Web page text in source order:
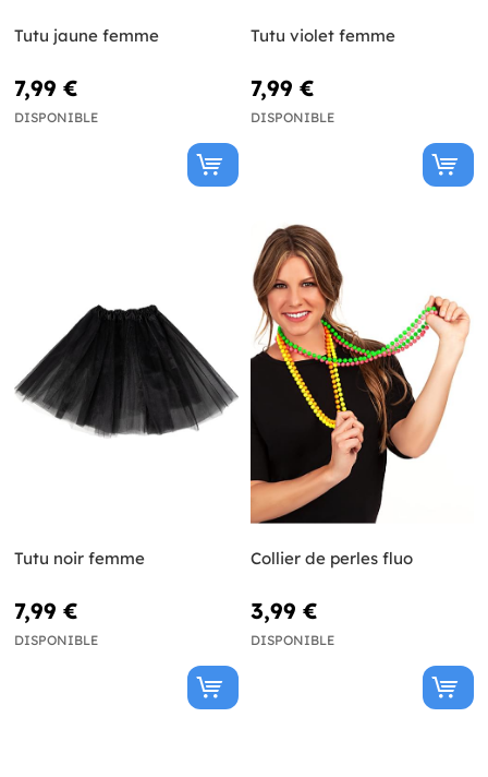
Tutu jaune femme
7,99 €
DISPONIBLE
Tutu violet femme
7,99 €
DISPONIBLE
Tutu noir femme
7,99 €
DISPONIBLE
Collier de perles fluo
3,99 €
DISPONIBLE